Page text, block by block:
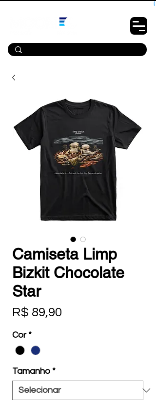
Camiseta Limp
Bizkit Chocolate
Star
R$ 89,90
Cor *
Tamanho *